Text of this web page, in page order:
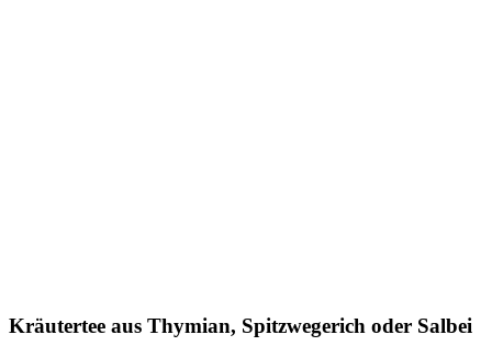
Kräutertee aus Thymian, Spitzwegerich oder Salbei